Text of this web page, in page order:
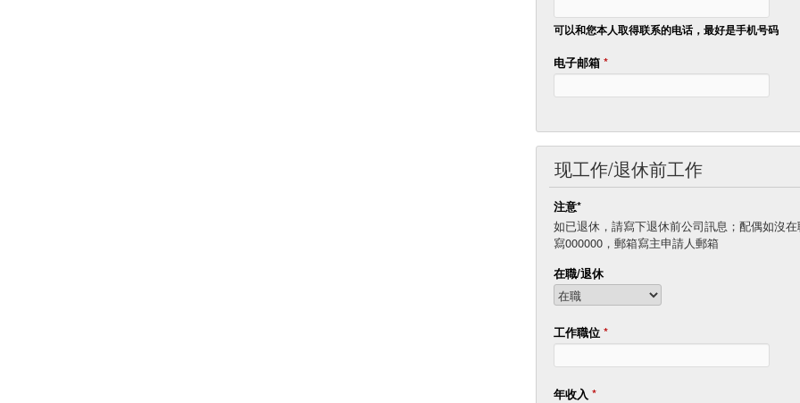
可以和您本人取得联系的电话，最好是手机号码
电子邮箱 *
现工作/退休前工作
注意*
如已退休，請寫下退休前公司訊息；配偶如沒
寫000000，郵箱寫主申請人郵箱
在職/退休
工作職位 *
年收入 *